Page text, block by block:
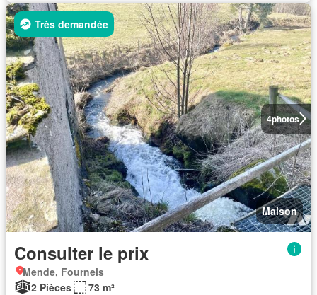
4photos
Très demandée
Maison
Consulter le prix
Mende, Fournels
2 Pièces
73 m²